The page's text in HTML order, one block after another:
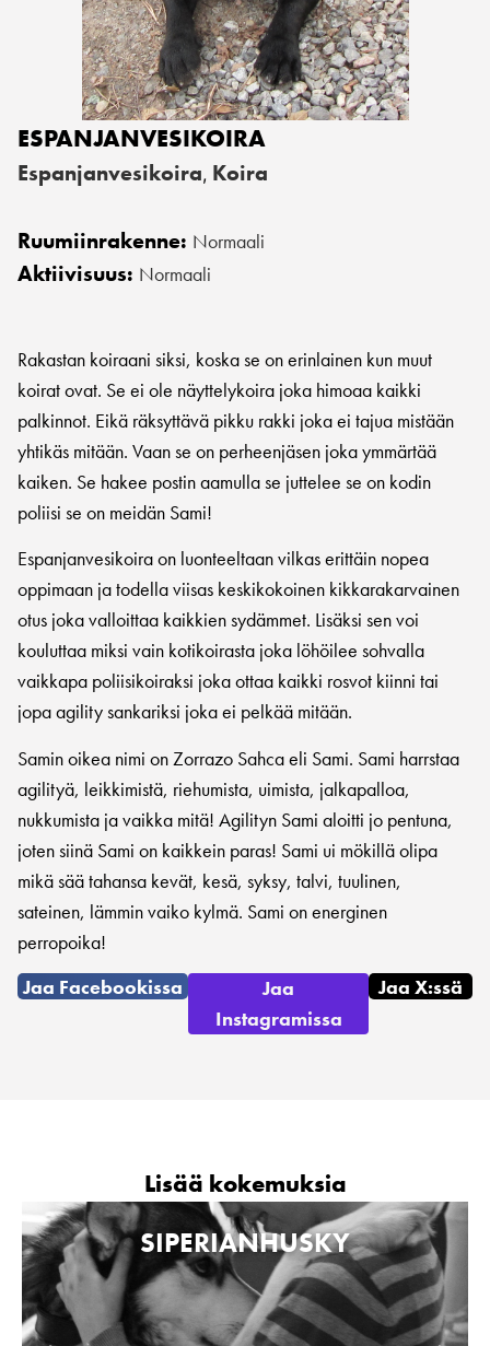
ESPANJANVESIKOIRA
Espanjanvesikoira, Koira
Ruumiinrakenne: Normaali
Aktiivisuus: Normaali
Rakastan koiraani siksi, koska se on erinlainen kun muut
koirat ovat. Se ei ole näyttelykoira joka himoaa kaikki
palkinnot. Eikä räksyttävä pikku rakki joka ei tajua mistään
yhtikäs mitään. Vaan se on perheenjäsen joka ymmärtää
kaiken. Se hakee postin aamulla se juttelee se on kodin
poliisi se on meidän Sami!
Espanjanvesikoira on luonteeltaan vilkas erittäin nopea
oppimaan ja todella viisas keskikokoinen kikkarakarvainen
otus joka valloittaa kaikkien sydämmet. Lisäksi sen voi
kouluttaa miksi vain kotikoirasta joka löhöilee sohvalla
vaikkapa poliisikoiraksi joka ottaa kaikki rosvot kiinni tai
jopa agility sankariksi joka ei pelkää mitään.
Samin oikea nimi on Zorrazo Sahca eli Sami. Sami harrstaa
agilityä, leikkimistä, riehumista, uimista, jalkapalloa,
nukkumista ja vaikka mitä! Agilityn Sami aloitti jo pentuna,
joten siinä Sami on kaikkein paras! Sami ui mökillä olipa
mikä sää tahansa kevät, kesä, syksy, talvi, tuulinen,
sateinen, lämmin vaiko kylmä. Sami on energinen
perropoika!
Jaa Facebookissa
Jaa
Instagramissa
Jaa X:ssä
Lisää kokemuksia
SIPERIANHUSKY